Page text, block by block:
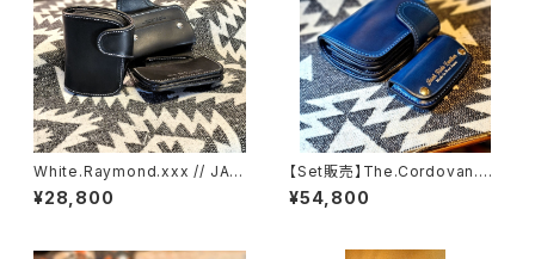
White.Raymond.xxx // JAC
K.RIDE.SSW
¥28,800
【Set販売】The.Cordovan.xx
x.NAVY.BLUE.Edition// JAC
K.RIDE.SSW
¥54,800